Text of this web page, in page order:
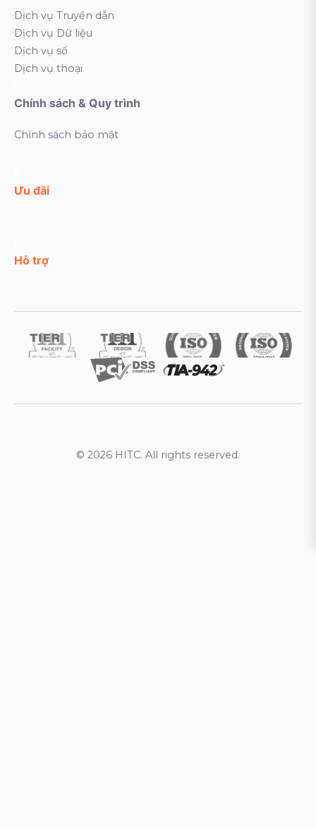
Dịch vụ Truyền dẫn
Dịch vụ Dữ liệu
Dịch vụ số
Dịch vụ thoại
Chính sách & Quy trình
Chính sách bảo mật
Ưu đãi
Hỗ trợ
© 2026 HITC. All rights reserved.